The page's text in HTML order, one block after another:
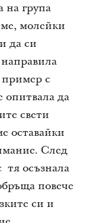
на група
молейки
да си
пример с
опитвала да
свети
оставайки
След
тя осъзнала
повече
си и